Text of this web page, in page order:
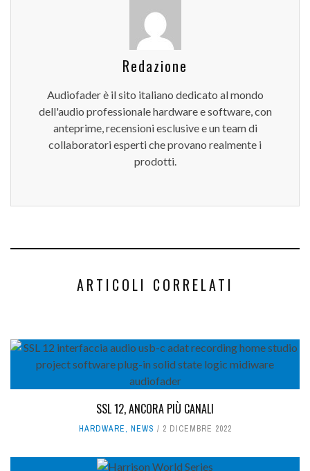
Redazione
Audiofader è il sito italiano dedicato al mondo
dell'audio professionale hardware e software, con
anteprime, recensioni esclusive e un team di
collaboratori esperti che provano realmente i
prodotti.
ARTICOLI CORRELATI
SSL 12, ANCORA PIÙ CANALI
HARDWARE, NEWS 2 DICEMBRE 2022